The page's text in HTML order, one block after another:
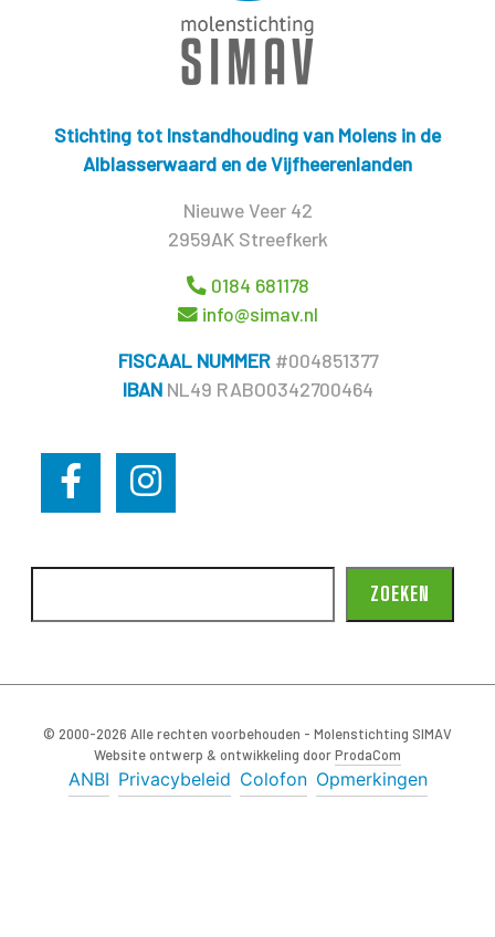
Stichting tot Instandhouding van Molens in de
Alblasserwaard en de Vijfheerenlanden
Nieuwe Veer 42
2959AK Streefkerk
0184 681178
info@simav.nl
FISCAAL NUMMER#004851377
IBAN NL49 RABO0342700464
ZOEKEN
© 2000-2026 Alle rechten voorbehouden - Molenstichting SIMAV
Website ontwerp & ontwikkeling doorProdaCom
ANBI Privacybeleid Colofon Opmerkingen